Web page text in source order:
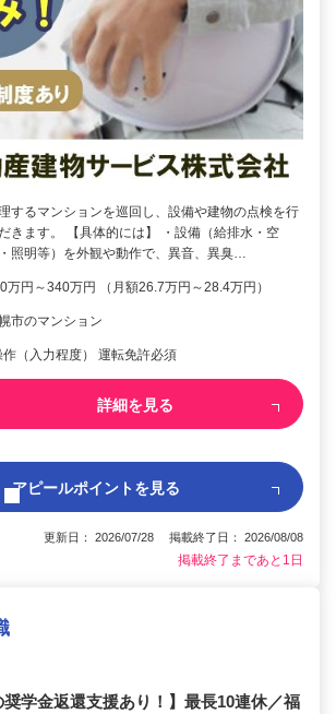
するマンションを巡回し、設備や建物の点検を行
きます。 【具体的には】 ・設備（給排水・空
照明等）を外観や動作で、異音、異臭…
万円～340万円 （月額26.7万円～28.4万円）
市のマンション
作（入力程度） 運転免許必須
詳細を見る
アピールポイントを見る
更新日： 2026/07/28 掲載終了日： 2026/08/08
掲載終了まであと1日
奨学金返還支援あり！】最長10連休／福